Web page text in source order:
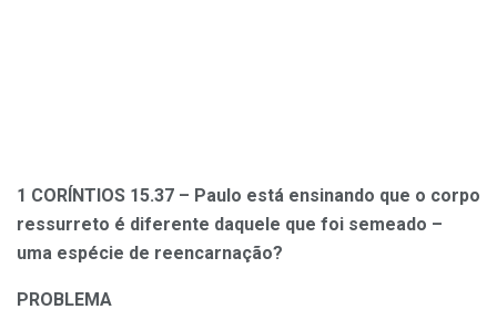
1 CORÍNTIOS 15.37 – Paulo está ensinando que o corpo
ressurreto é diferente daquele que foi semeado –
uma espécie de reencarnação?
PROBLEMA